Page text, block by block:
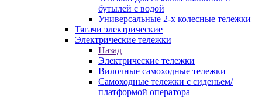
бутылей с водой
Универсальные 2-х колесные тележки
Тягачи электрические
Электрические тележки
Назад
Электрические тележки
Вилочные самоходные тележки
Самоходные тележки с сиденьем/
платформой оператора